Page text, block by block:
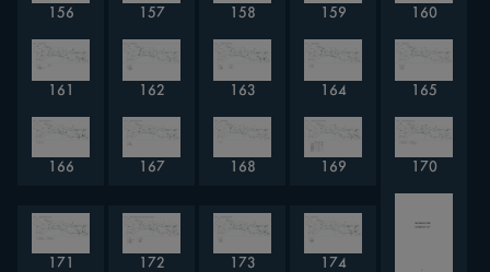
156 157 158 159 160
161 162 163 164 165
166 167 168 169 170
171 172 173 174